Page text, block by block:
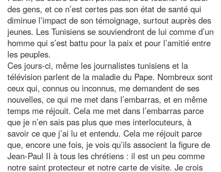
des gens, et ce n’est certes pas son état de santé qui
diminue l’impact de son témoignage, surtout auprès des
jeunes. Les Tunisiens se souviendront de lui comme d’un
homme qui s’est battu pour la paix et pour l’amitié entre
les peuples.
Ces jours-ci, même les journalistes tunisiens et la
télévision parlent de la maladie du Pape. Nombreux sont
ceux qui, connus ou inconnus, me demandent de ses
nouvelles, ce qui me met dans l’embarras, et en même
temps me réjouit. Cela me met dans l’embarras parce
que je n’en sais pas plus que mes interlocuteurs, à
savoir ce que j’ai lu et entendu. Cela me réjouit parce
que, encore une fois, je vois qu’ils associent la figure de
Jean-Paul II à tous les chrétiens : il est un peu comme
notre saint protecteur et notre carte de visite. Je crois